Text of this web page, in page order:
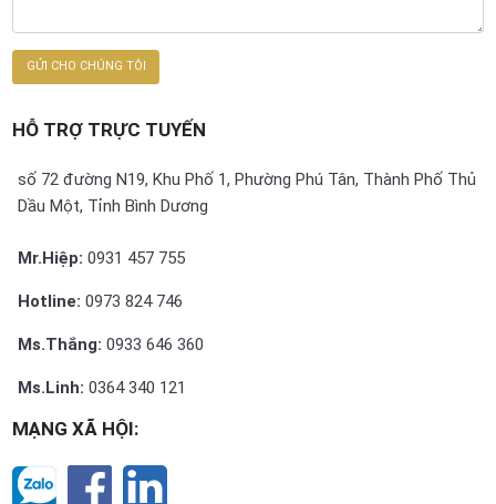
HỖ TRỢ TRỰC TUYẾN
số 72 đường N19, Khu Phố 1, Phường Phú Tân, Thành Phố Thủ
Dầu Một, Tỉnh Bình Dương
Mr.Hiệp: 0931 457 755
Hotline: 0973 824 746
Ms.Thắng: 0933 646 360
Ms.Linh: 0364 340 121
MẠNG XÃ HỘI: